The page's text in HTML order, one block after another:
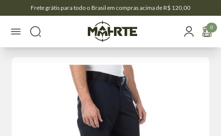
Frete grátis para todo o Brasil em compras acima de R$ 120,00
0